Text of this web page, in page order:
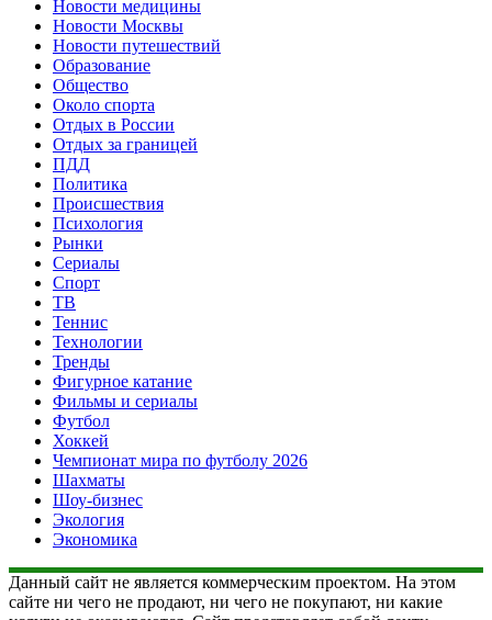
Новости медицины
Новости Москвы
Новости путешествий
Образование
Общество
Около спорта
Отдых в России
Отдых за границей
ПДД
Политика
Происшествия
Психология
Рынки
Сериалы
Спорт
ТВ
Теннис
Технологии
Тренды
Фигурное катание
Фильмы и сериалы
Футбол
Хоккей
Чемпионат мира по футболу 2026
Шахматы
Шоу-бизнес
Экология
Экономика
Данный сайт не является коммерческим проектом. На этом
сайте ни чего не продают, ни чего не покупают, ни какие